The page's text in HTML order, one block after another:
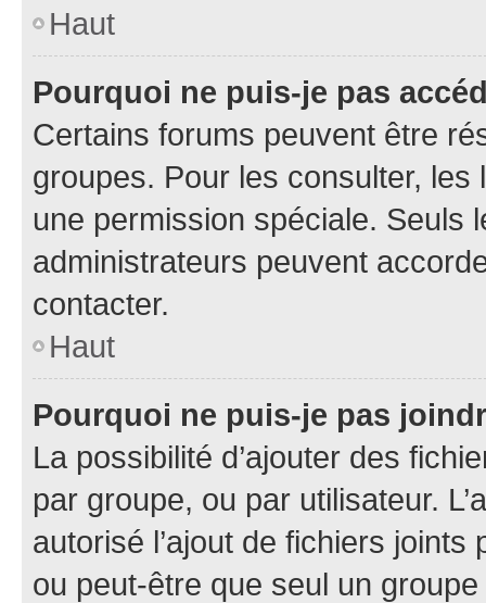
Haut
Pourquoi ne puis-je pas
Certains forums peuvent être
groupes. Pour les consulter,
une permission spéciale. Seuls
administrateurs peuvent
contacter.
Haut
Pourquoi ne puis-je pas
La possibilité d’ajouter des
par groupe, ou par utilisateur.
autorisé l’ajout de fichiers
ou peut-être que seul un